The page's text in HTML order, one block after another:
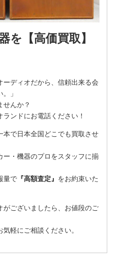
を【高価買取】
ーディオだから、信頼出来る会
」
せんか？
ンドにお電話ください！
本で日本全国どこでも買取させ
ー・機器のプロをスタッフに揃
量で『高額査定』 をお約束いた
がございましたら、お値段のご
軽にご相談ください。